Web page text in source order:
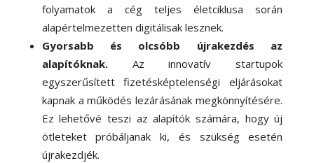
folyamatok a cég teljes életciklusa során
alapértelmezetten digitálisak lesznek.
Gyorsabb és olcsóbb újrakezdés az
alapítóknak.Az innovatív startupok
egyszerűsített fizetésképtelenségi eljárásokat
kapnak a működés lezárásának megkönnyítésére.
Ez lehetővé teszi az alapítók számára, hogy új
ötleteket próbáljanak ki, és szükség esetén
újrakezdjék.